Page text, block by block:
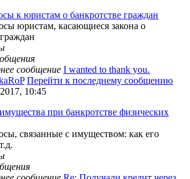
к юристам о банкротстве граждан
юристам, касающиеся закона о
сообщение I wanted to thank you.
Перейти к последнему сообщению
10:45
при банкротстве физических
связанные с имуществом: как его